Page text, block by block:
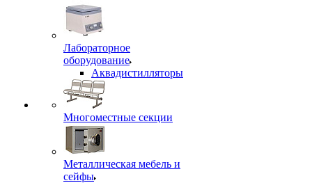
Лабораторное
оборудование
Аквадистилляторы
Многоместные секции
Металлическая мебель и
сейфы